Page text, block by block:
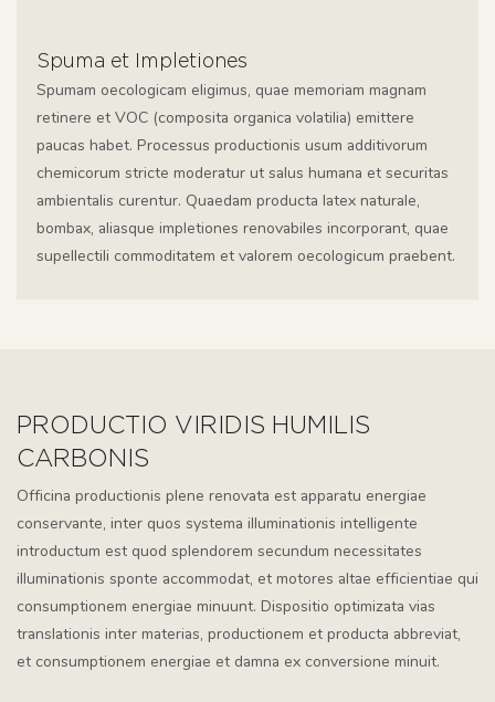
Spuma et Impletiones
Spumam oecologicam eligimus, quae memoriam magnam
retinere et VOC (composita organica volatilia) emittere
paucas habet. Processus productionis usum additivorum
chemicorum stricte moderatur ut salus humana et securitas
ambientalis curentur. Quaedam producta latex naturale,
bombax, aliasque impletiones renovabiles incorporant, quae
supellectili commoditatem et valorem oecologicum praebent.
PRODUCTIO VIRIDIS HUMILIS
CARBONIS
Officina productionis plene renovata est apparatu energiae
conservante, inter quos systema illuminationis intelligente
introductum est quod splendorem secundum necessitates
illuminationis sponte accommodat, et motores altae efficientiae qui
consumptionem energiae minuunt. Dispositio optimizata vias
translationis inter materias, productionem et producta abbreviat,
et consumptionem energiae et damna ex conversione minuit.